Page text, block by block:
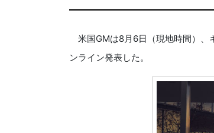
米国GMは8月6日（現地時間）、
ンライン発表した。